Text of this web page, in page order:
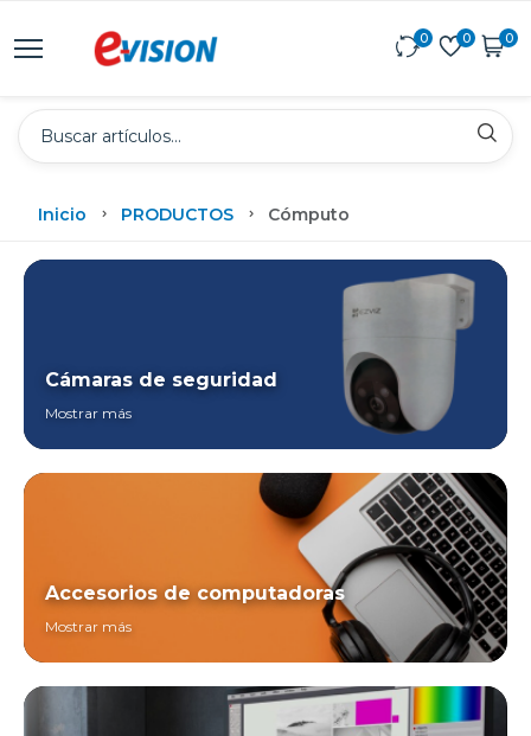
0 0 0
Inicio PRODUCTOS Cómputo
Cámaras de seguridad
Mostrar más
Accesorios de computadoras
Mostrar más